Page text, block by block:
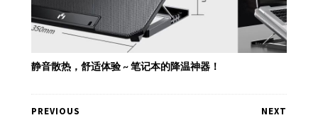
静音散热，舒适体验 ~ 笔记本的降温神器！
NEXT
PREVIOUS